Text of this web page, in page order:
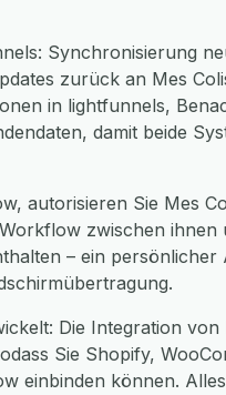
Synchronisierung
zurück an Mes
in lightfunnels,
damit beide
autorisieren Sie Mes
zwischen ihnen
– ein
Die Integration von
Sie Shopify,
einbinden können.